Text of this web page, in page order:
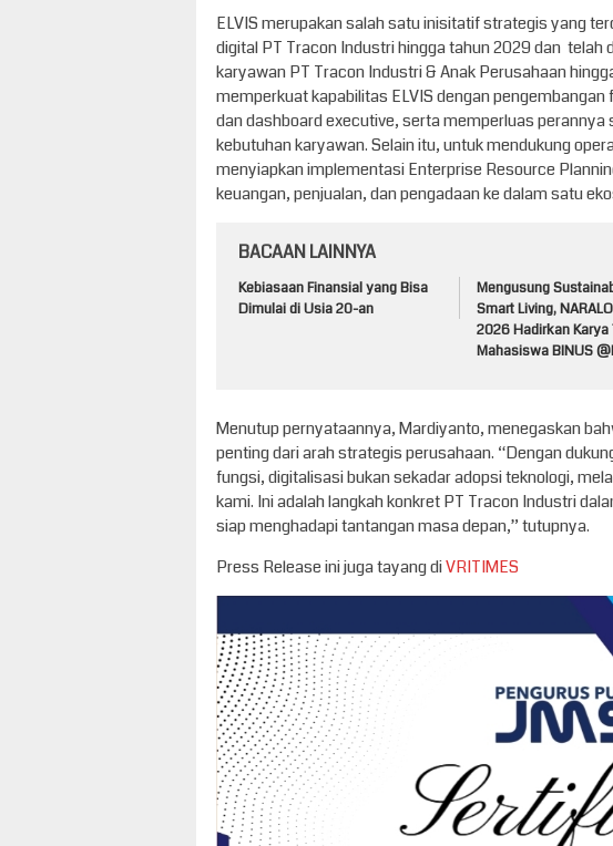
ELVIS merupakan salah satu inisitatif strategis yang
digital PT Tracon Industri hingga tahun 2029 dan telah
karyawan PT Tracon Industri & Anak Perusahaan
memperkuat kapabilitas ELVIS dengan
dan dashboard executive, serta memperluas
kebutuhan karyawan. Selain itu, untuk mendukung
menyiapkan implementasi Enterprise Resource
keuangan, penjualan, dan pengadaan ke dalam satu
BACAAN LAINNYA
Kebiasaan Finansial yang Bisa
Dimulai di Usia 20-an
Mengusung
Smart Living,
2026 Hadirkan Karya
Mahasiswa BINUS
Menutup pernyataannya, Mardiyanto, menegaskan
penting dari arah strategis perusahaan. “Dengan
fungsi, digitalisasi bukan sekadar adopsi teknologi,
kami. Ini adalah langkah konkret PT Tracon Industri
siap menghadapi tantangan masa depan,” tutupnya.
Press Release ini juga tayang diVRITIMES